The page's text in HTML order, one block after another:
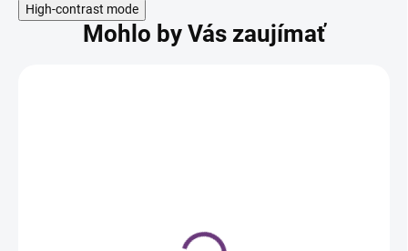
High-contrast mode
Mohlo by Vás zaujímať